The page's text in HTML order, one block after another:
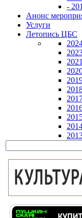
-
Анонс
Услуги
Летопись ЦБС